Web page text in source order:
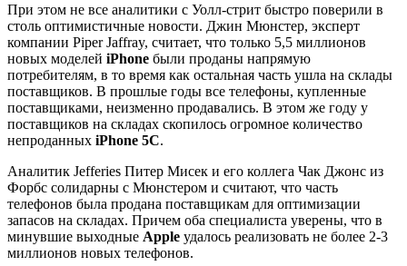
При этом не все аналитики с Уолл-стрит быстро поверили в
столь оптимистичные новости. Джин Мюнстер, эксперт
компании Piper Jaffray, считает, что только 5,5 миллионов
новых моделей iPhone были проданы напрямую
потребителям, в то время как остальная часть ушла на склады
поставщиков. В прошлые годы все телефоны, купленные
поставщиками, неизменно продавались. В этом же году у
поставщиков на складах скопилось огромное количество
непроданных iPhone 5C.
Аналитик Jefferies Питер Мисек и его коллега Чак Джонс из
Форбс солидарны с Мюнстером и считают, что часть
телефонов была продана поставщикам для оптимизации
запасов на складах. Причем оба специалиста уверены, что в
минувшие выходные Apple удалось реализовать не более 2-3
миллионов новых телефонов.